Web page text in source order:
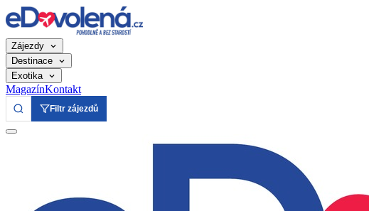
Zájezdy
Destinace
Exotika
MagazínKontakt
Filtr zájezdů